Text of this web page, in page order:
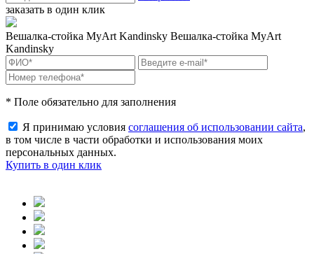
заказать в один клик
Вешалка-стойка MyArt Kandinsky Вешалка-стойка MyArt
Kandinsky
* Поле обязательно для заполнения
Я принимаю условия соглашения об использовании сайта,
в том числе в части обработки и использования моих
персональных данных.
Купить в один клик